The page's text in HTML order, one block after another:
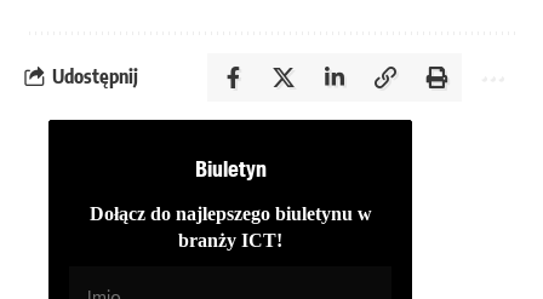
Udostępnij
Biuletyn
Dołącz do najlepszego biuletynu w
branży ICT!